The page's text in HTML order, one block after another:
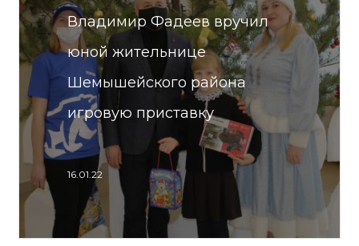
Владимир Фадеев вручил
юной жительнице
Шемышейского района
игровую приставку
16.01.22